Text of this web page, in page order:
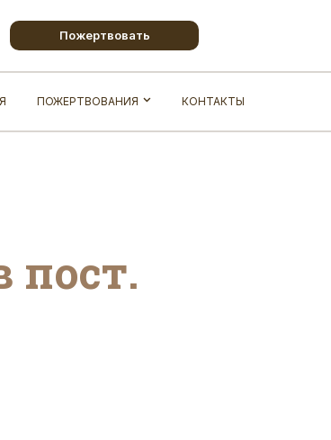
Пожертвовать
ПОЖЕРТВОВАНИЯ КОНТАКТЫ
пост.